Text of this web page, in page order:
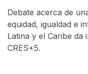
Debate acerca de
equidad, igualdad e
Latina y el Caribe da
CRES+5.